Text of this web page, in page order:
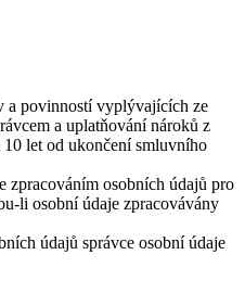
a povinností vyplývajících ze
a uplatňování nároků z
let od ukončení smluvního
zpracováním osobních údajů pro
li osobní údaje zpracovávány
údajů správce osobní údaje